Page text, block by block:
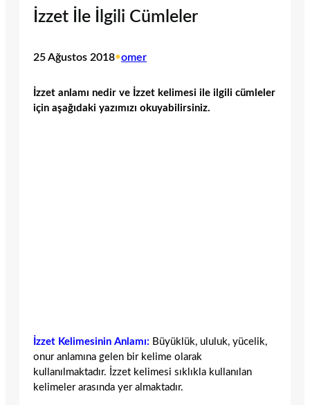
İzzet İle İlgili Cümleler
25 Ağustos 2018•omer
İzzet anlamı nedir ve İzzet kelimesi ile ilgili cümleler
için aşağıdaki yazımızı okuyabilirsiniz.
İzzet Kelimesinin Anlamı: Büyüklük, ululuk, yücelik,
onur anlamına gelen bir kelime olarak
kullanılmaktadır. İzzet kelimesi sıklıkla kullanılan
kelimeler arasında yer almaktadır.